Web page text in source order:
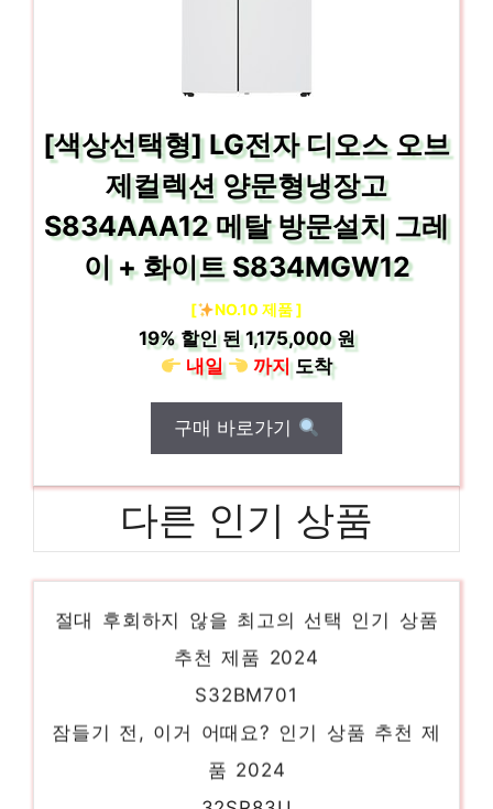
[색상선택형] LG전자 디오스 오브
제컬렉션 양문형냉장고
S834AAA12 메탈 방문설치 그레
이 + 화이트 S834MGW12
[ NO.10 제품 ]
19%할인 된1,175,000 원
내일
까지도착
구매 바로가기
다른 인기 상품